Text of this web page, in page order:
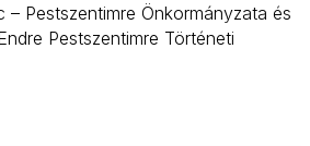
– Pestszentimre Önkormányzata és
Pestszentimre Történeti